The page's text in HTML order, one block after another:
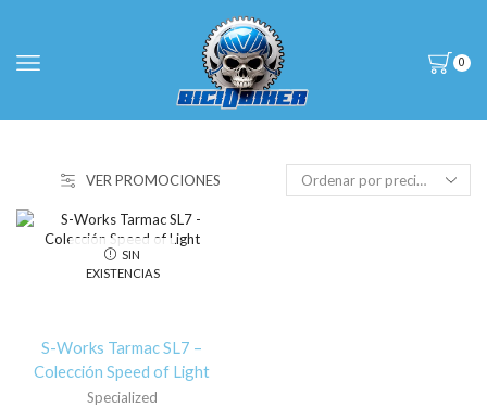
0
VER PROMOCIONES
SIN
EXISTENCIAS
S-Works Tarmac SL7 –
Colección Speed of Light
Specialized